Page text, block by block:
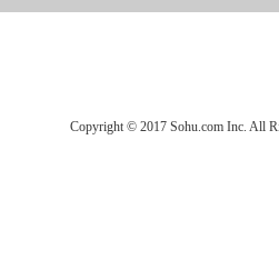
Copyright © 2017 Sohu.com Inc. All